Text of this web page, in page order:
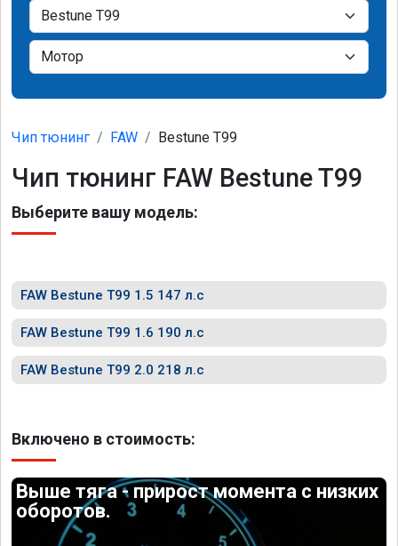
Чип тюнинг FAW Bestune T99
Чип тюнинг FAW Bestune T99
Выберите вашу модель:
FAW Bestune T99 1.5 147 л.с
FAW Bestune T99 1.6 190 л.с
FAW Bestune T99 2.0 218 л.с
Включено в стоимость:
Выше тяга - прирост момента с низких
оборотов.